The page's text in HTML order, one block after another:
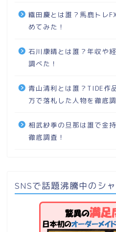
織田慶とは誰？馬鹿トレ
めてみた！
石川康晴とは誰？年収や
調べた！
青山清利とは誰？TIDE作
万で落札した人物を徹底調
相武紗季の旦那は誰で金
徹底調査！
SNSで話題沸騰中のシ